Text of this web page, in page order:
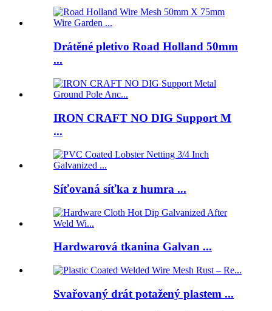
Drátěné pletivo Road Holland 50mm
...
IRON CRAFT NO DIG Support M
...
Síťovaná síťka z humra ...
Hardwarová tkanina Galvan ...
Svařovaný drát potažený plastem ...